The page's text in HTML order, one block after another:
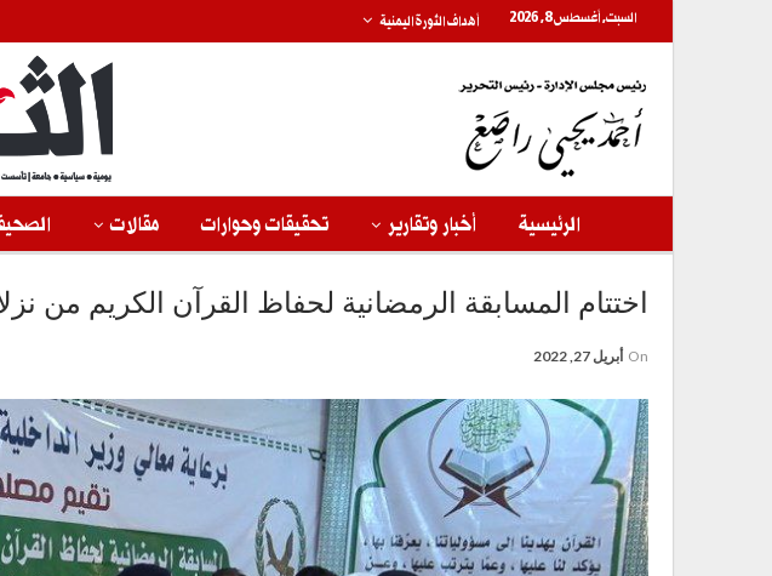
السبت, أغسطس 8, 2026 أهداف الثورة اليمنية
الرئيسية أخبار وتقارير تحقيقات وحوارات مقالات
اختتام المسابقة الرمضانية لحفاظ القرآن الكريم من
On أبريل 27, 2022